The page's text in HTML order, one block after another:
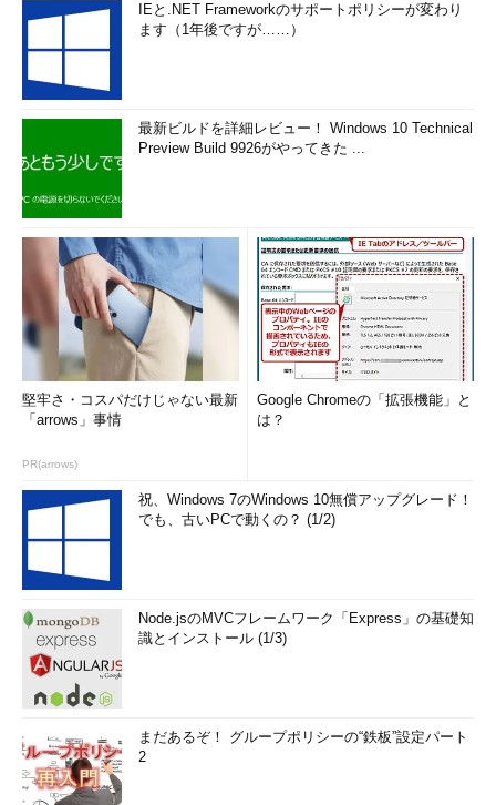
IEと.NET Frameworkのサポートポリシーが変わり
ます（1年後ですが……）
最新ビルドを詳細レビュー！ Windows 10 Technical
Preview Build 9926がやってきた ...
堅牢さ・コスパだけじゃない最新
「arrows」事情
PR(arrows)
Google Chromeの「拡張機能」と
は？
祝、Windows 7のWindows 10無償アップグレード！
でも、古いPCで動くの？ (1/2)
Node.jsのMVCフレームワーク「Express」の基礎知
識とインストール (1/3)
まだあるぞ！ グループポリシーの“鉄板”設定パート
2